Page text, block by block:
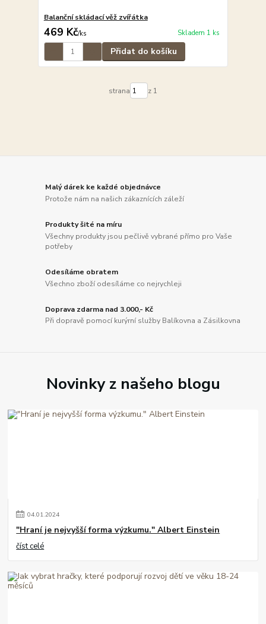
Balanční skládací věž zvířátka
469 Kč/ks Skladem 1 ks
Přidat do košíku
strana z 1
Malý dárek ke každé objednávce
Protože nám na našich zákaznících záleží
Produkty šité na míru
Všechny produkty jsou pečlivě vybrané přímo pro Vaše
potřeby
Odesíláme obratem
Všechno zboží odesíláme co nejrychleji
Doprava zdarma nad 3.000,- Kč
Při dopravě pomocí kurýrní služby Balíkovna a Zásilkovna
Novinky z našeho blogu
04.01.2024
"Hraní je nejvyšší forma výzkumu." Albert Einstein
číst celé